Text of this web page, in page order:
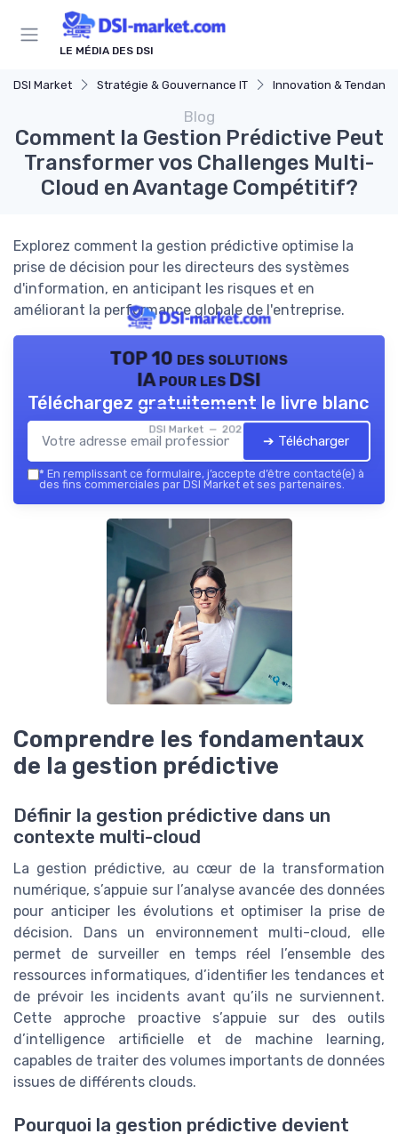
LE MÉDIA DES DSI
DSI Market Stratégie & Gouvernance IT Innovation &
Blog
Comment la Gestion Prédictive Peut
Transformer vos Challenges Multi-
Cloud en Avantage Compétitif?
Explorez comment la gestion prédictive optimise la
prise de décision pour les directeurs des systèmes
d'information, en anticipant les risques et en
améliorant la performance globale de l'entreprise.
TOP 10 des solutions
IA pour les DSI
DSI Market — 2026
Téléchargez gratuitement le livre blanc
➔ Télécharger
* En remplissant ce formulaire, j’accepte d’être contacté(e) à
des fins commerciales par DSI Market et ses partenaires.
Comprendre les fondamentaux
de la gestion prédictive
Définir la gestion prédictive dans un
contexte multi-cloud
La gestion prédictive, au cœur de la transformation
numérique, s’appuie sur l’analyse avancée des données
pour anticiper les évolutions et optimiser la prise de
décision. Dans un environnement multi-cloud, elle
permet de surveiller en temps réel l’ensemble des
ressources informatiques, d’identifier les tendances et
de prévoir les incidents avant qu’ils ne surviennent.
Cette approche proactive s’appuie sur des outils
d’intelligence artificielle et de machine learning,
capables de traiter des volumes importants de données
issues de différents clouds.
Pourquoi la gestion prédictive devient
Panneau de gestion des cookies